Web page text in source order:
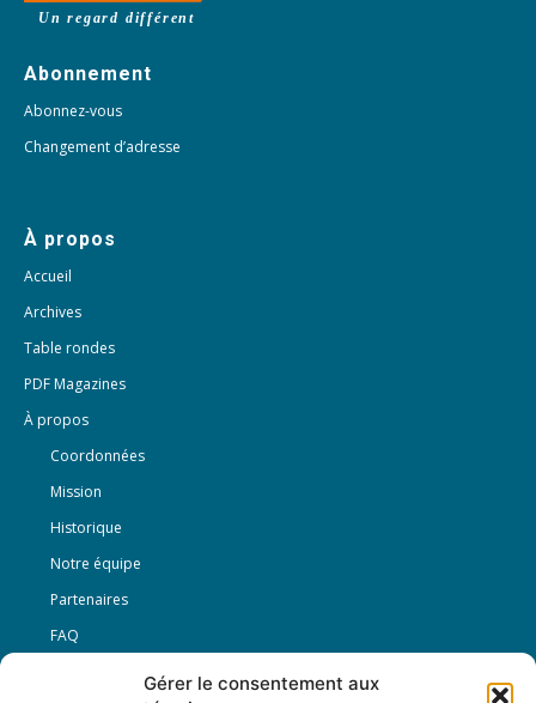
Gérer le consentement aux
Un regard différent
Abonnement
Abonnez-vous
Changement d’adresse
À propos
Accueil
Archives
Table rondes
PDF Magazines
À propos
Coordonnées
Mission
Historique
Notre équipe
Partenaires
FAQ